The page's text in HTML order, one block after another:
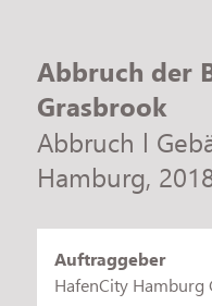
Abbruch der
Grasbrook
Abbruch l
Hamburg
Auftraggeber
HafenCity Hamburg